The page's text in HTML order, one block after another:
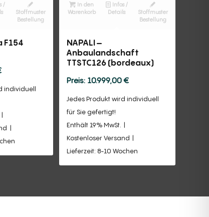
/
Stoffmuster
Bestellung
F154
individuell
In den
Warenkorb
Infos /
Details
Stoffmuster
Bestellung
NAPALI –
Anbaulandschaft
TTSTC126 (bordeaux)
10.999,00€
Jedes Produkt wird individuell
für Sie gefertigt!
Enthält 19% MwSt.
Kostenloser Versand
Lieferzeit: 8-10 Wochen